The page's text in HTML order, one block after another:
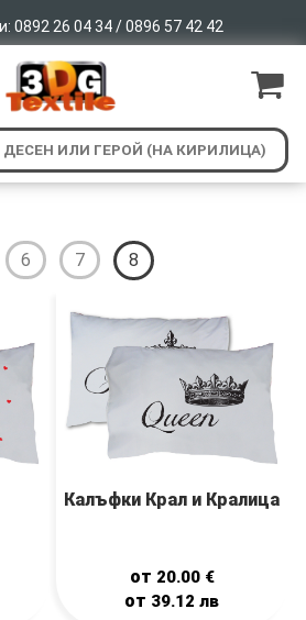
0892 26 04 34 / 0896 57 42 42
6 7 8
Калъфки Крал и Кралица
от 20.00 €
от 39.12лв